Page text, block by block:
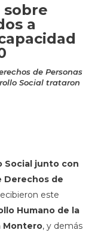
a
de Personas
Social trataron
Social junto con
Derechos de
este
Humano de la
Montero, y demás